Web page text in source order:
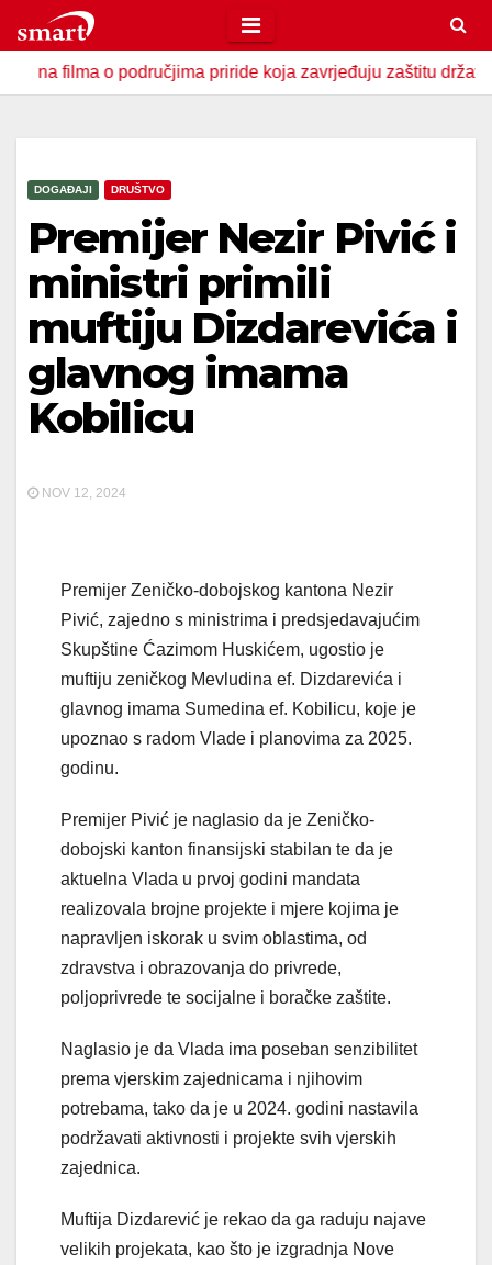
to
contento područjima priride koja zavrjeđuju zaštitu države U
DOGAĐAJI DRUŠTVO
Premijer Nezir Pivić i
ministri primili
muftiju Dizdarevića i
glavnog imama
Kobilicu
NOV 12, 2024
Premijer Zeničko-dobojskog kantona Nezir
Pivić, zajedno s ministrima i predsjedavajućim
Skupštine Ćazimom Huskićem, ugostio je
muftiju zeničkog Mevludina ef. Dizdarevića i
glavnog imama Sumedina ef. Kobilicu, koje je
upoznao s radom Vlade i planovima za 2025.
godinu.
Premijer Pivić je naglasio da je Zeničko-
dobojski kanton finansijski stabilan te da je
aktuelna Vlada u prvoj godini mandata
realizovala brojne projekte i mjere kojima je
napravljen iskorak u svim oblastima, od
zdravstva i obrazovanja do privrede,
poljoprivrede te socijalne i boračke zaštite.
Naglasio je da Vlada ima poseban senzibilitet
prema vjerskim zajednicama i njihovim
potrebama, tako da je u 2024. godini nastavila
podržavati aktivnosti i projekte svih vjerskih
zajednica.
Muftija Dizdarević je rekao da ga raduju najave
velikih projekata, kao što je izgradnja Nove